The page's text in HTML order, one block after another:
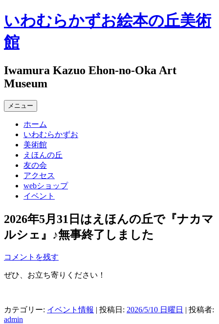
コ
ン
テ
ン
へ
ス
キ
プ
いわむらかずお絵本の丘美術
館
Iwamura Kazuo Ehon-no-Oka Art
Museum
メニュー
ホーム
いわむらかずお
美術館
えほんの丘
友の会
アクセス
webショップ
イベント
2026年5月31日はえほんの丘で『ナカマ
ルシェ』♪無事終了しました
コメントを残す
ぜひ、お立ち寄りください！
カテゴリー: イベント情報 | 投稿日: 2026/5/10 日曜日 | 投稿者:
admin